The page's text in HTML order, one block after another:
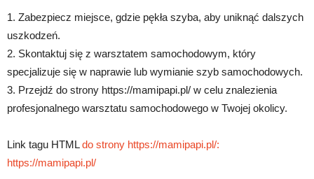
1. Zabezpiecz miejsce, gdzie pękła szyba, aby uniknąć dalszych
uszkodzeń.
2. Skontaktuj się z warsztatem samochodowym, który
specjalizuje się w naprawie lub wymianie szyb samochodowych.
3. Przejdź do strony https://mamipapi.pl/ w celu znalezienia
profesjonalnego warsztatu samochodowego w Twojej okolicy.
Link tagu HTMLdo strony https://mamipapi.pl/:
https://mamipapi.pl/